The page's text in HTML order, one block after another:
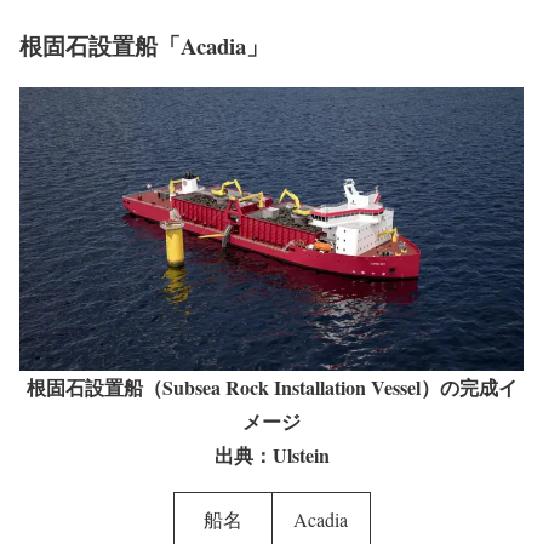
根固石設置船「Acadia」
根固石設置船（Subsea Rock Installation Vessel）の完成イ
メージ
出典：Ulstein
船名 Acadia